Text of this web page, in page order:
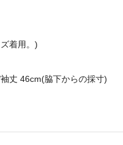
着用。)
丈 46cm(脇下からの採寸)